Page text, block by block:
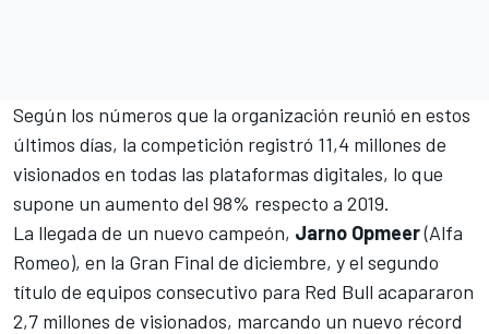
Según los números que la organización reunió en estos
últimos días, la competición registró 11,4 millones de
visionados en todas las plataformas digitales, lo que
supone un aumento del 98% respecto a 2019.
La llegada de un nuevo campeón, Jarno Opmeer(Alfa
Romeo), en la Gran Final de diciembre, y el segundo
título de equipos consecutivo para Red Bull acapararon
2,7 millones de visionados, marcando un nuevo récord